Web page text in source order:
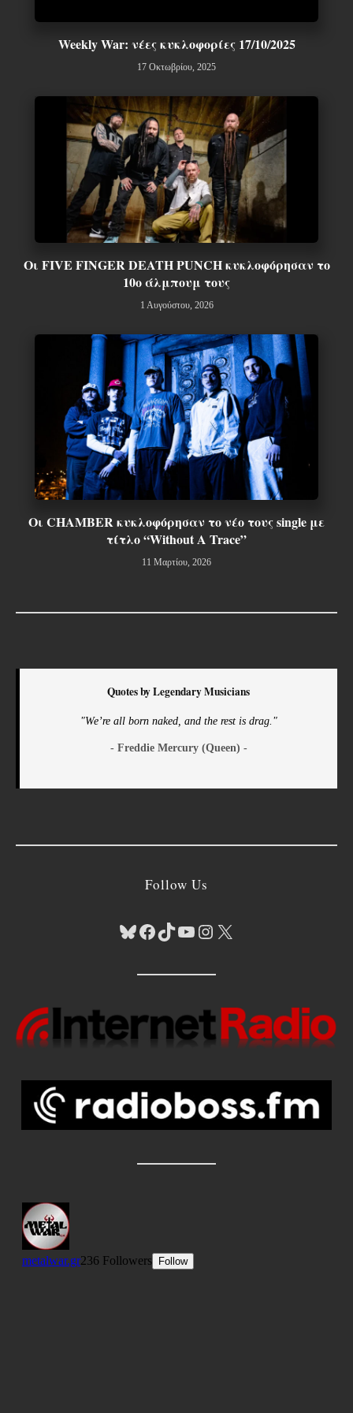
Weekly War: νέες κυκλοφορίες 17/10/2025
17 Οκτωβρίου, 2025
Οι FIVE FINGER DEATH PUNCH κυκλοφόρησαν το
10ο άλμπουμ τους
1 Αυγούστου, 2026
Οι CHAMBER κυκλοφόρησαν το νέο τους single με
τίτλο “Without A Trace”
11 Μαρτίου, 2026
Quotes by Legendary Musicians
"We’re all born naked, and the rest is drag."
- Freddie Mercury (Queen) -
Follow Us